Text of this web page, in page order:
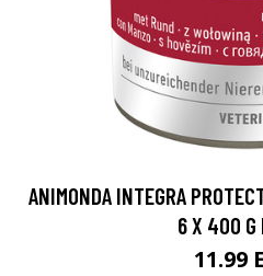
ANIMONDA INTEGRA
6 X 400 G
11.99